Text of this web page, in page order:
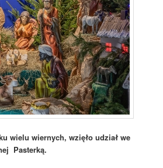
wielu wiernych, wzięło udział we
Pasterką.